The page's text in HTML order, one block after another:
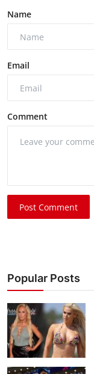
Name
Email
Comment
Post Comment
Popular Posts